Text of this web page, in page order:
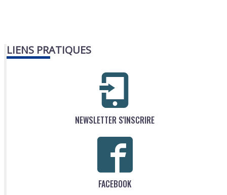
LIENS PRATIQUES
NEWSLETTER S'INSCRIRE
FACEBOOK